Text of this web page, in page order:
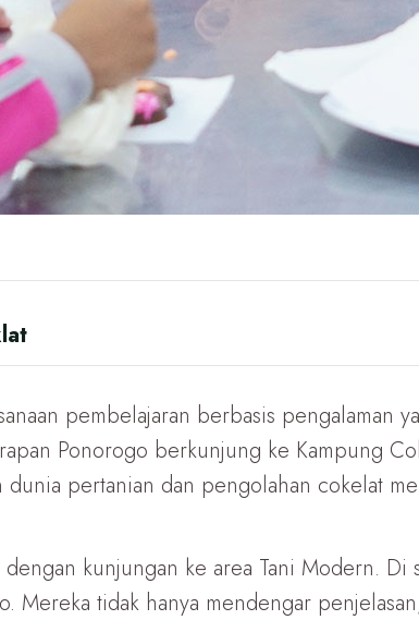
pembelajaran berbasis pengalaman
Ponorogo berkunjung ke Kampung
dunia pertanian dan pengolahan cokelat
kunjungan ke area Tani Modern. Di
Mereka tidak hanya mendengar